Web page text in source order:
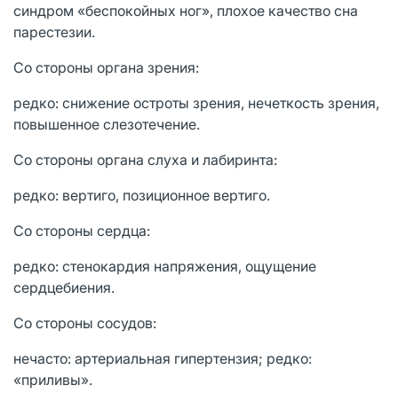
синдром «беспокойных ног», плохое качество сна
парестезии.
Со стороны органа зрения:
редко: снижение остроты зрения, нечеткость зрения,
повышенное слезотечение.
Со стороны органа слуха и лабиринта:
редко: вертиго, позиционное вертиго.
Со стороны сердца:
редко: стенокардия напряжения, ощущение
сердцебиения.
Со стороны сосудов:
нечасто: артериальная гипертензия; редко:
«приливы».